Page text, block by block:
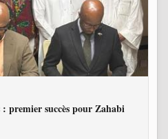
premier succès pour Zahabi